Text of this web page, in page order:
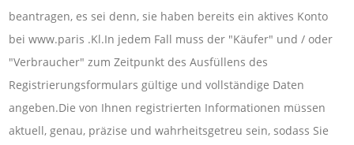
beantragen, es sei denn, sie haben bereits ein aktives Konto
bei www.paris .Kl.In jedem Fall muss der "Käufer" und / oder
"Verbraucher" zum Zeitpunkt des Ausfüllens des
Registrierungsformulars gültige und vollständige Daten
angeben.Die von Ihnen registrierten Informationen müssen
aktuell, genau, präzise und wahrheitsgetreu sein, sodass Sie